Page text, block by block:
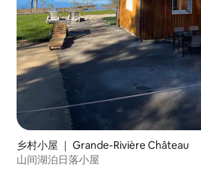
乡村小屋 ｜ Grande-Rivière Château
山间湖泊日落小屋